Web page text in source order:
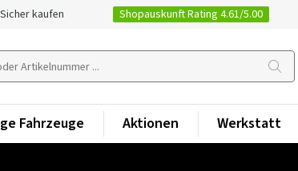
Sicher kaufen Shopauskunft Rating 4.61/5.00
Fahrzeuge Aktionen Werkstatt